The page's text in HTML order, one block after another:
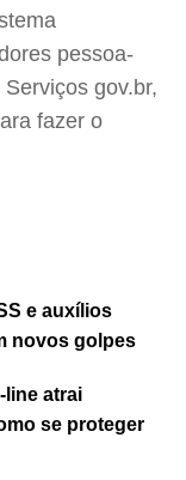
pessoa-
gov.br,
fazer o
e auxílios
novos golpes
line atrai
se proteger